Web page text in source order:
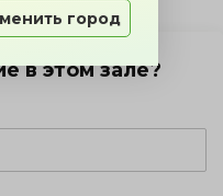
город
в этом зале?